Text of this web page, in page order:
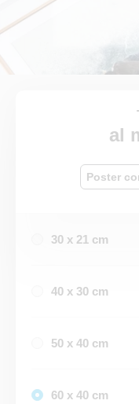
al
Poster
30 x 21 cm
40 x 30 cm
50 x 40 cm
60 x 40 cm